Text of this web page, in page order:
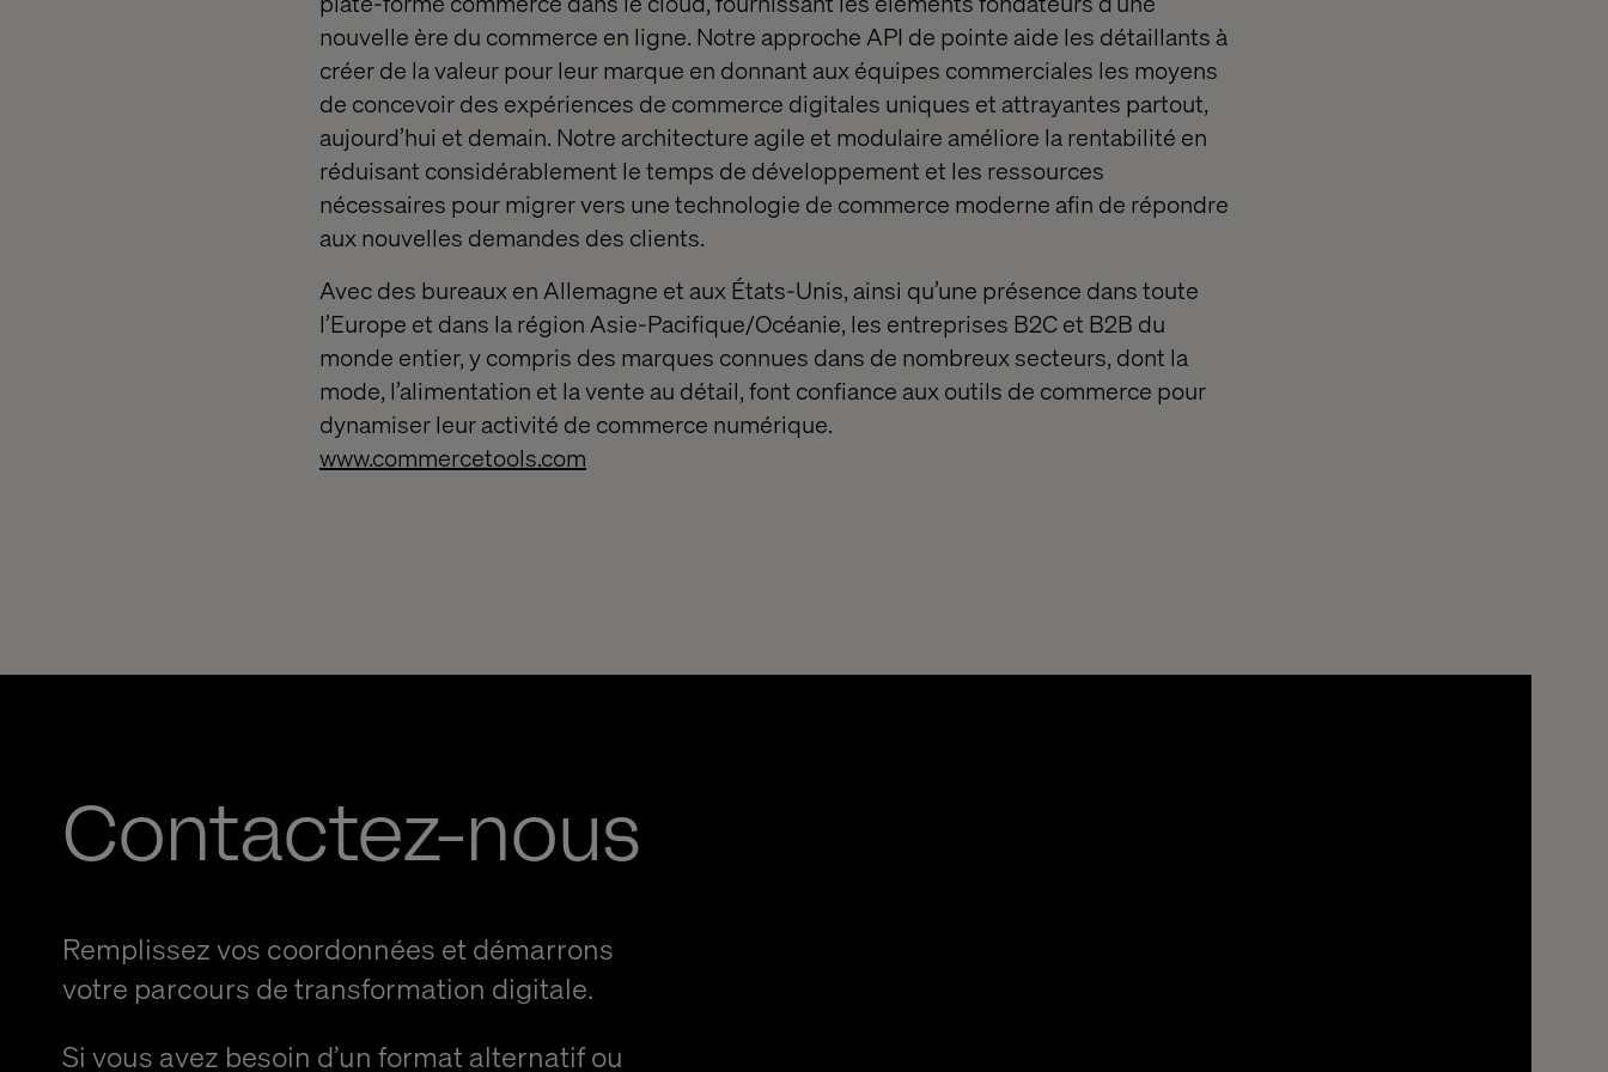
nouvelle ère du commerce en ligne. Notre approche API de pointe aide les détaillants à
créer de la valeur pour leur marque en donnant aux équipes commerciales les moyens
de concevoir des expériences de commerce digitales uniques et attrayantes partout,
aujourd’hui et demain. Notre architecture agile et modulaire améliore la rentabilité en
réduisant considérablement le temps de développement et les ressources
nécessaires pour migrer vers une technologie de commerce moderne afin de répondre
aux nouvelles demandes des clients.
Avec des bureaux en Allemagne et aux États-Unis, ainsi qu’une présence dans toute
l’Europe et dans la région Asie-Pacifique/Océanie, les entreprises B2C et B2B du
monde entier, y compris des marques connues dans de nombreux secteurs, dont la
mode, l’alimentation et la vente au détail, font confiance aux outils de commerce pour
dynamiser leur activité de commerce numérique.
www.commercetools.com
Contactez-nous
Remplissez vos coordonnées et démarrons
votre parcours de transformation digitale.
Si vous avez besoin d’un format alternatif ou